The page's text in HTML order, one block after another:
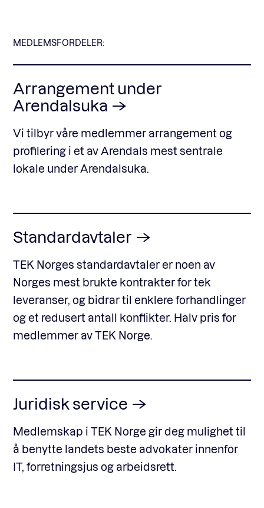
MEDLEMSFORDELER:
Arrangement under
Arendalsuka
Vi tilbyr våre medlemmer arrangement og
profilering i et av Arendals mest sentrale
lokale under Arendalsuka.
Standardavtaler
TEK Norges standardavtaler er noen av
Norges mest brukte kontrakter for tek
leveranser, og bidrar til enklere forhandlinger
og et redusert antall konflikter. Halv pris for
medlemmer av TEK Norge.
Juridisk service
Medlemskap i TEK Norge gir deg mulighet til
å benytte landets beste advokater innenfor
IT, forretningsjus og arbeidsrett.